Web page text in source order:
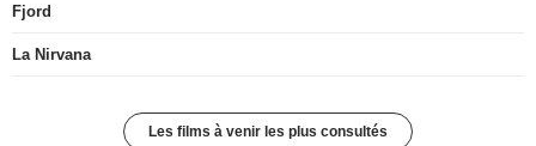
Fjord
La Nirvana
Les films à venir les plus consultés